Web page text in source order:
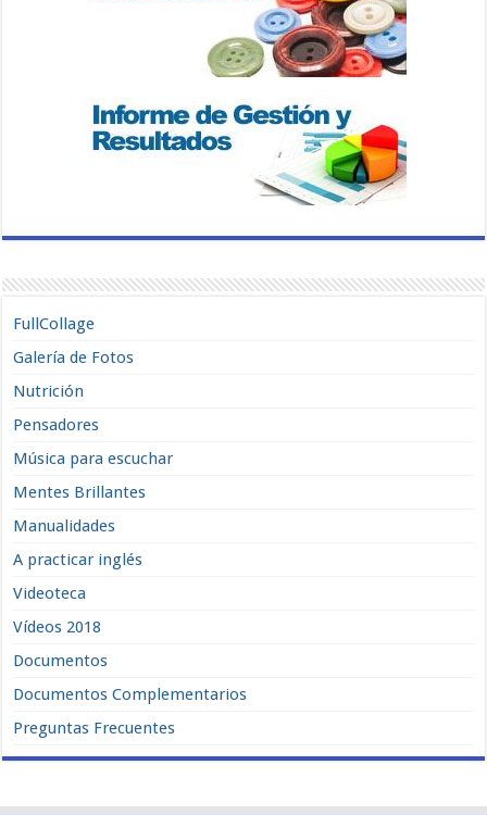
FullCollage
Galería de Fotos
Nutrición
Pensadores
Música para escuchar
Mentes Brillantes
Manualidades
A practicar inglés
Videoteca
Vídeos 2018
Documentos
Documentos Complementarios
Preguntas Frecuentes